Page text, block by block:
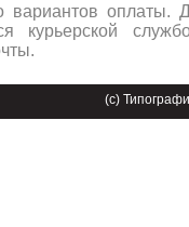
оплаты.
курьерской
(с)